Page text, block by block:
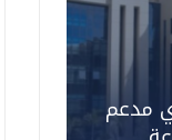
مدعم